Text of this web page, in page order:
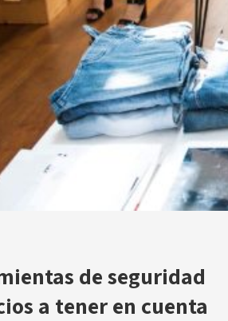
de seguridad
a tener en cuenta